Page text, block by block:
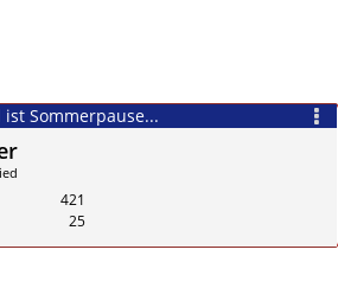
ist Sommerpause...
421
25